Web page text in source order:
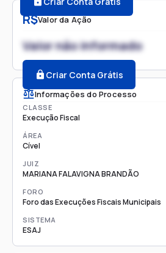
R$Valor da Ação
Valor não informado
Criar Conta Grátis
Informações do Processo
CLASSE
Execução Fiscal
ÁREA
Cível
JUIZ
MARIANA FALAVIGNA BRANDÃO
FORO
Foro das Execuções Fiscais Municipais
SISTEMA
ESAJ